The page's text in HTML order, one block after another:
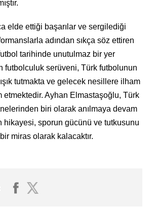
elde ettiği başarılar ve sergilediği
adından sıkça söz ettiren
tarihinde unutulmaz bir yer
futbolculuk serüveni, Türk futbolunun
tutmakta ve gelecek nesillere ilham
etmektedir. Ayhan Elmastaşoğlu, Türk
biri olarak anılmaya devam
hikayesi, sporun gücünü ve tutkusunu
miras olarak kalacaktır.